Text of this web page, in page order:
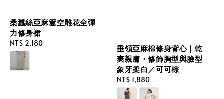
桑蠶絲亞麻簍空雕花全彈
力修身裙
Regular
price
NT$ 2,180
垂領亞麻棉修身背心｜乾
爽親膚・修飾胸型與臉型
象牙柔白／可可棕
Regular
price
NT$ 1,880